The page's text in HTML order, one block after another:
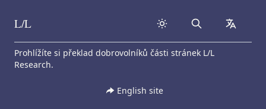
Skip to content
L/L Search
Prohlížíte si překlad dobrovolníků části stránek L/L
Research.
English site